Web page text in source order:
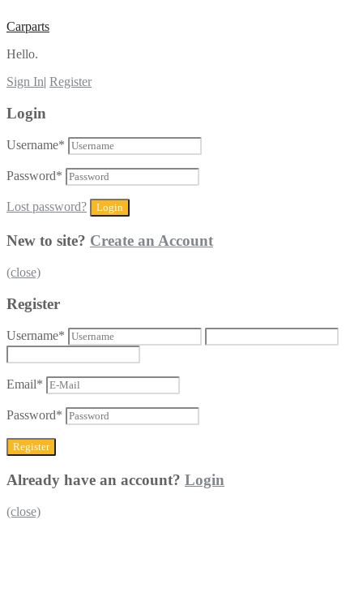
Carparts
Hello.
Sign In| Register
Login
Username*
Password*
Lost password?
New to site? Create an Account
(close)
Register
Username*
Email*
Password*
Already have an account? Login
(close)